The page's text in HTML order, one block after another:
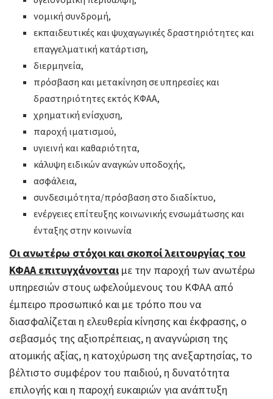
νομική συνδρομή,
εκπαιδευτικές και ψυχαγωγικές δραστηριότητες και
επαγγελματική κατάρτιση,
διερμηνεία,
πρόσβαση και μετακίνηση σε υπηρεσίες και
δραστηριότητες εκτός ΚΦΑΑ,
χρηματική ενίσχυση,
παροχή ιματισμού,
υγιεινή και καθαριότητα,
κάλυψη ειδικών αναγκών υποδοχής,
ασφάλεια,
συνδεσιμότητα/πρόσβαση στο διαδίκτυο,
ενέργειες επίτευξης κοινωνικής ενσωμάτωσης και
ένταξης στην κοινωνία
Οι ανωτέρω στόχοι και σκοποί λειτουργίας του
ΚΦΑΑ επιτυγχάνονταιμε την παροχή των ανωτέρω
υπηρεσιών στους ωφελούμενους του ΚΦΑΑ από
έμπειρο προσωπικό και με τρόπο που να
διασφαλίζεται η ελευθερία κίνησης και έκφρασης, ο
σεβασμός της αξιοπρέπειας, η αναγνώριση της
ατομικής αξίας, η κατοχύρωση της ανεξαρτησίας, το
βέλτιστο συμφέρον του παιδιού, η δυνατότητα
επιλογής και η παροχή ευκαιριών για ανάπτυξη